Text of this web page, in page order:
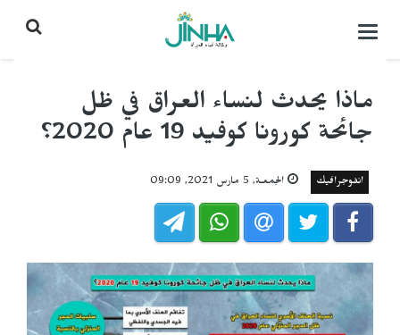
التحكم
ماذا يحدث لنساء العراق في ظل
جائحة كورونا كوفيد 19 عام 2020؟
انفوجرافيك الجمعـة, 5 مارس 2021, 09:09